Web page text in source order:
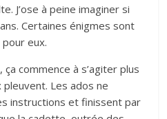
J’ose à peine imaginer si
Certaines énigmes sont
eux.
commence à s’agiter plus
Les ados ne
instructions et finissent par